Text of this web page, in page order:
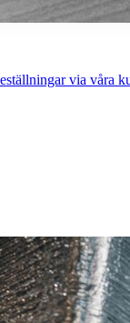
via våra